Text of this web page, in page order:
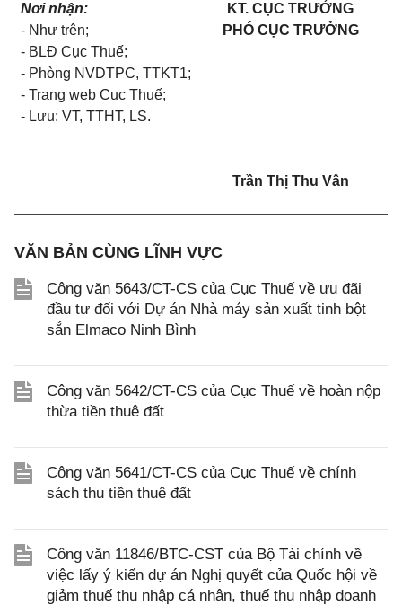
Nơi nhận:
- Như trên;
- BLĐ Cục Thuế;
- Phòng NVDTPC, TTKT1;
- Trang web Cục Thuế;
- Lưu: VT, TTHT, LS.
KT. CỤC TRƯỞNG
PHÓ CỤC TRƯỞNG
Trần Thị Thu Vân
VĂN BẢN CÙNG LĨNH VỰC
Công văn 5643/CT-CS của Cục Thuế về ưu đãi
đầu tư đối với Dự án Nhà máy sản xuất tinh bột
sắn Elmaco Ninh Bình
Công văn 5642/CT-CS của Cục Thuế về hoàn nộp
thừa tiền thuê đất
Công văn 5641/CT-CS của Cục Thuế về chính
sách thu tiền thuê đất
Công văn 11846/BTC-CST của Bộ Tài chính về
việc lấy ý kiến dự án Nghị quyết của Quốc hội về
giảm thuế thu nhập cá nhân, thuế thu nhập doanh